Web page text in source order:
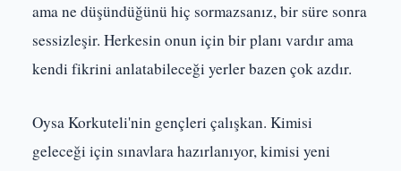
ama ne düşündüğünü hiç sormazsanız, bir süre sonra
sessizleşir. Herkesin onun için bir planı vardır ama
kendi fikrini anlatabileceği yerler bazen çok azdır.
Oysa Korkuteli'nin gençleri çalışkan. Kimisi
geleceği için sınavlara hazırlanıyor, kimisi yeni